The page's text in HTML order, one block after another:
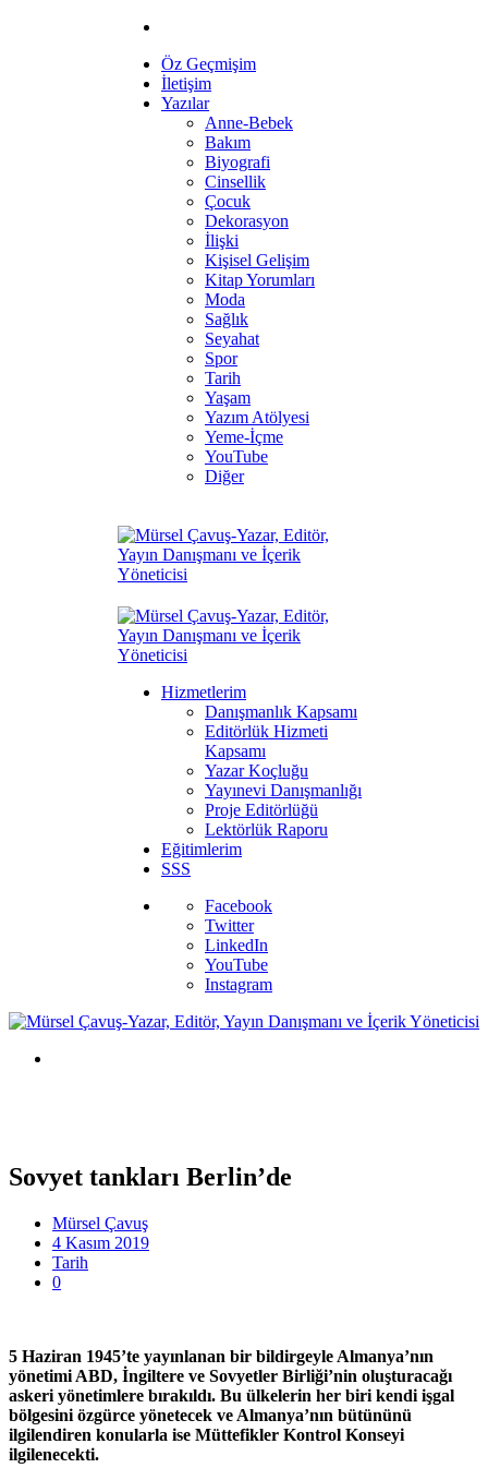
Öz Geçmişim
İletişim
Yazılar
Anne-Bebek
Bakım
Biyografi
Cinsellik
Çocuk
Dekorasyon
İlişki
Kişisel Gelişim
Kitap Yorumları
Moda
Sağlık
Seyahat
Spor
Tarih
Yaşam
Yazım Atölyesi
Yeme-İçme
YouTube
Diğer
Hizmetlerim
Danışmanlık Kapsamı
Editörlük Hizmeti
Kapsamı
Yazar Koçluğu
Yayınevi Danışmanlığı
Proje Editörlüğü
Lektörlük Raporu
Eğitimlerim
SSS
Facebook
Twitter
LinkedIn
YouTube
Instagram
Sovyet tankları Berlin’de
Mürsel Çavuş
4 Kasım 2019
Tarih
0
5 Haziran 1945’te yayınlanan bir bildirgeyle Almanya’nın
yönetimi ABD, İngiltere ve Sovyetler Birliği’nin oluşturacağı
askeri yönetimlere bırakıldı. Bu ülkelerin her biri kendi işgal
bölgesini özgürce yönetecek ve Almanya’nın bütününü
ilgilendiren konularla ise Müttefikler Kontrol Konseyi
ilgilenecekti.